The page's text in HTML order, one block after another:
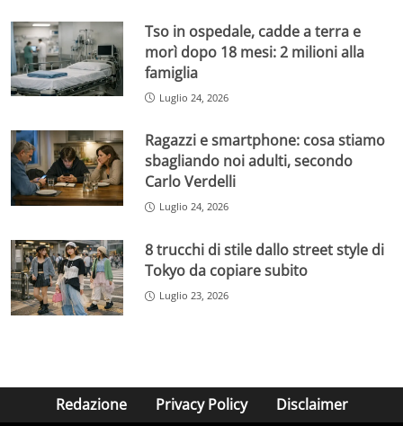
Tso in ospedale, cadde a terra e
morì dopo 18 mesi: 2 milioni alla
famiglia
Luglio 24, 2026
Ragazzi e smartphone: cosa stiamo
sbagliando noi adulti, secondo
Carlo Verdelli
Luglio 24, 2026
8 trucchi di stile dallo street style di
Tokyo da copiare subito
Luglio 23, 2026
Redazione Privacy Policy Disclaimer